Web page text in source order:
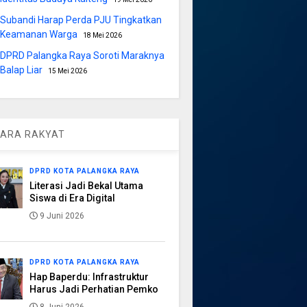
Subandi Harap Perda PJU Tingkatkan
Keamanan Warga
18 Mei 2026
DPRD Palangka Raya Soroti Maraknya
Balap Liar
15 Mei 2026
RAKYAT
DPRD KOTA PALANGKA RAYA
Literasi Jadi Bekal Utama
Siswa di Era Digital
9 Juni 2026
DPRD KOTA PALANGKA RAYA
Hap Baperdu: Infrastruktur
Harus Jadi Perhatian Pemko